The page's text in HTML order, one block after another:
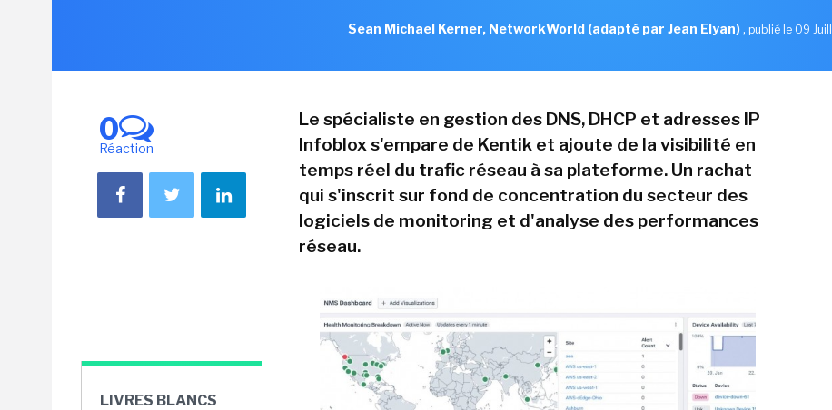
Sean Michael Kerner, NetworkWorld (adapté par Jean Elyan), publié le 09
0
Réaction
LIVRES BLANCS
Le spécialiste en gestion des DNS, DHCP et adresses IP
Infoblox s'empare de Kentik et ajoute de la visibilité en
temps réel du trafic réseau à sa plateforme. Un rachat
qui s'inscrit sur fond de concentration du secteur des
logiciels de monitoring et d'analyse des performances
réseau.